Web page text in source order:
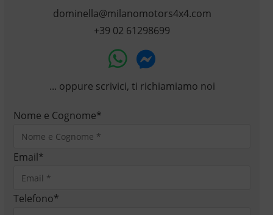
dominella@milanomotors4x4.com
+39 02 61298699
... oppure scrivici, ti richiamiamo noi
Nome e Cognome*
Email*
Telefono*